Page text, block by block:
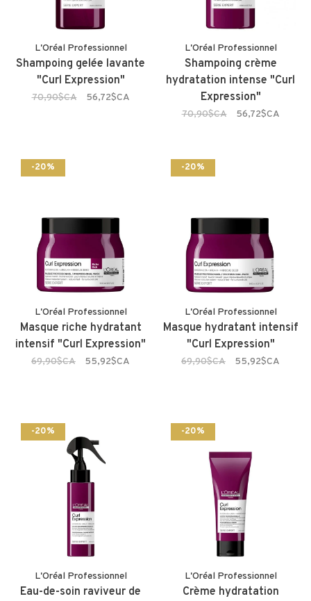
L'Oréal Professionnel
Shampoing gelée lavante
"Curl Expression"
70,90$CA 56,72$CA
L'Oréal Professionnel
Shampoing crème
hydratation intense "Curl
Expression"
70,90$CA 56,72$CA
-20%
L'Oréal Professionnel
Masque riche hydratant
intensif "Curl Expression"
69,90$CA 55,92$CA
-20%
L'Oréal Professionnel
Masque hydratant intensif
"Curl Expression"
69,90$CA 55,92$CA
-20%
L'Oréal Professionnel
Eau-de-soin raviveur de
-20%
L'Oréal Professionnel
Crème hydratation